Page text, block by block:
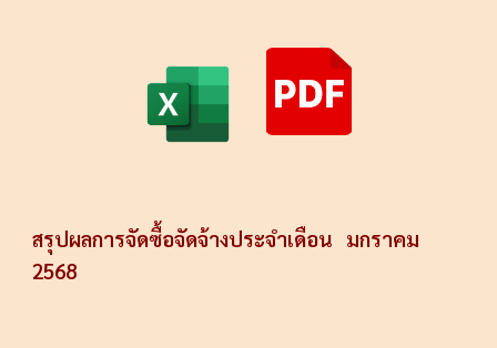
สรุปผลการจัดซื้อจัดจ้างประจำเดือน มกราคม
2568